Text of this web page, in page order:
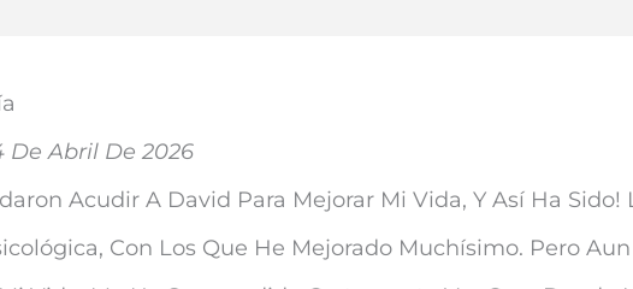
De Abril De 2026
Acudir A David Para Mejorar Mi Vida, Y Así Ha Sido!
Con Los Que He Mejorado Muchísimo. Pero